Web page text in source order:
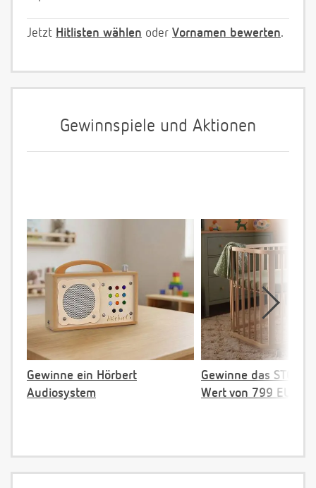
Jetzt Hitlisten wählen oder Vornamen bewerten.
Gewinnspiele und Aktionen
Gewinne ein Hörbert
Audiosystem
Gewinne das
Wert von 799 EUR